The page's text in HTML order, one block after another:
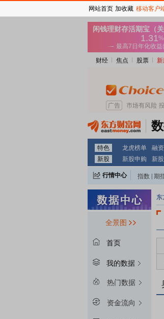
财经 焦点 股票
特色 龙虎榜单 融
新股
新股申购 新
行情中心 指数 期
全景图
首页
我的数据
热门数据
资金流向
东
网站首页 加收藏 移动客户